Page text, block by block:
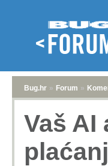
Bug.hr » Forum »
Vaš AI